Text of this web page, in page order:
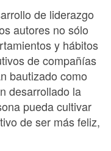
de liderazgo
autores no sólo
y hábitos
de compañías
bautizado como
desarrollado la
pueda cultivar
de ser más feliz,